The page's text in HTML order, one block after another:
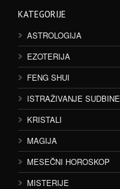
KATEGORIJE
ASTROLOGIJA
EZOTERIJA
FENG SHUI
ISTRAŽIVANJE SUDBINE
KRISTALI
MAGIJA
MESEČNI HOROSKOP
MISTERIJE